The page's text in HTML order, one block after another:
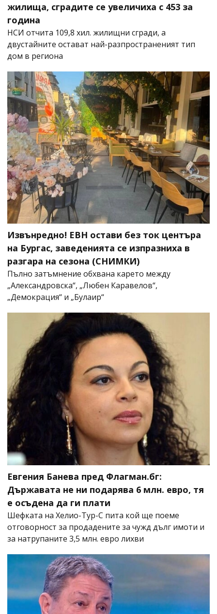
жилища, сградите се увеличиха с 453 за
година
НСИ отчита 109,8 хил. жилищни сгради, а
двустайните остават най-разпространеният тип
дом в региона
Извънредно! ЕВН остави без ток центъра
на Бургас, заведенията се изпразниха в
разгара на сезона (СНИМКИ)
Пълно затъмнение обхвана карето между
„Александровска“, „Любен Каравелов“,
„Демокрация“ и „Булаир“
Евгения Банева пред Флагман.бг:
Държавата не ни подарява 6 млн. евро, тя
е осъдена да ги плати
Шефката на Хелио-Тур-С пита кой ще поеме
отговорност за продадените за чужд дълг имоти и
за натрупаните 3,5 млн. евро лихви